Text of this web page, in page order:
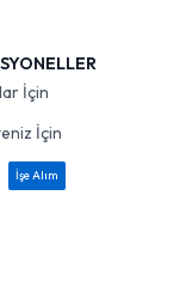
İçin
İçin
İşe Alım